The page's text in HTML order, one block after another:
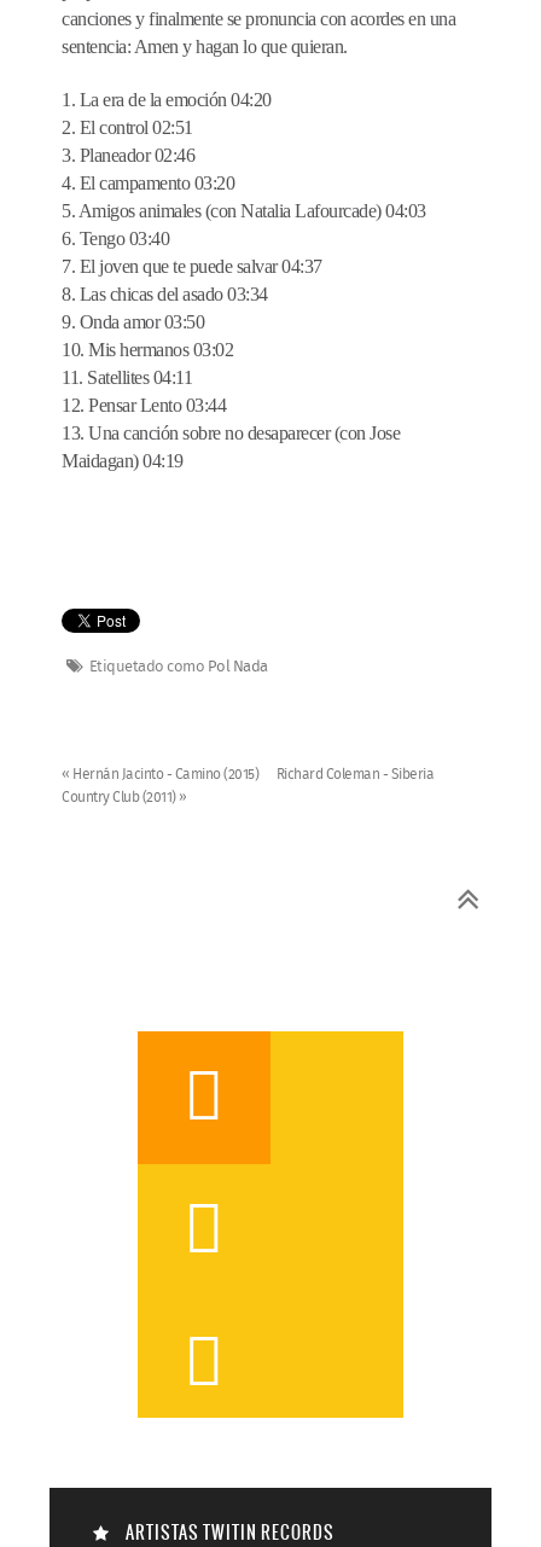
canciones y finalmente se pronuncia con acordes en una
sentencia: Amen y hagan lo que quieran.
1. La era de la emoción 04:20
2. El control 02:51
3. Planeador 02:46
4. El campamento 03:20
5. Amigos animales (con Natalia Lafourcade) 04:03
6. Tengo 03:40
7. El joven que te puede salvar 04:37
8. Las chicas del asado 03:34
9. Onda amor 03:50
10. Mis hermanos 03:02
11. Satellites 04:11
12. Pensar Lento 03:44
13. Una canción sobre no desaparecer (con Jose
Maidagan) 04:19
Etiquetado como Pol Nada
« Hernán Jacinto - Camino (2015)
Richard Coleman - Siberia
Country Club (2011) »




ARTISTAS TWITIN RECORDS